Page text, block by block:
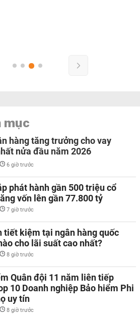
mục
hàng tăng trưởng cho vay
nửa đầu năm 2026
6 giờ trước
phát hành gần 500 triệu cổ
vốn lên gần 77.800 tỷ
7 giờ trước
tiết kiệm tại ngân hàng quốc
cho lãi suất cao nhất?
8 giờ trước
Quân đội 11 năm liên tiếp
10 Doanh nghiệp Bảo hiểm Phi
uy tín
8 giờ trước